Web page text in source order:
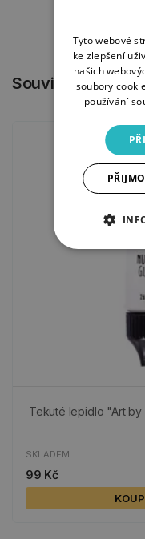
Související
Tekuté lepidlo "Art by
SKLADEM
99 Kč
Tyto webové
ke zlepšení
našich
soubory
používání